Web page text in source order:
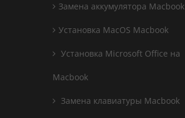
Замена аккумулятора Macbook
Установка MacOS Macbook
Установка Microsoft Office на
Macbook
Замена клавиатуры Macbook